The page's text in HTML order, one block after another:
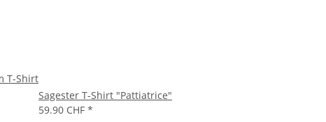
T-Shirt
Sagester T-Shirt "Pattiatrice"
59.90 CHF *